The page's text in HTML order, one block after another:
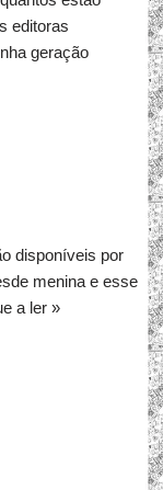
editoras
geração
disponíveis por
menina e esse
a ler »